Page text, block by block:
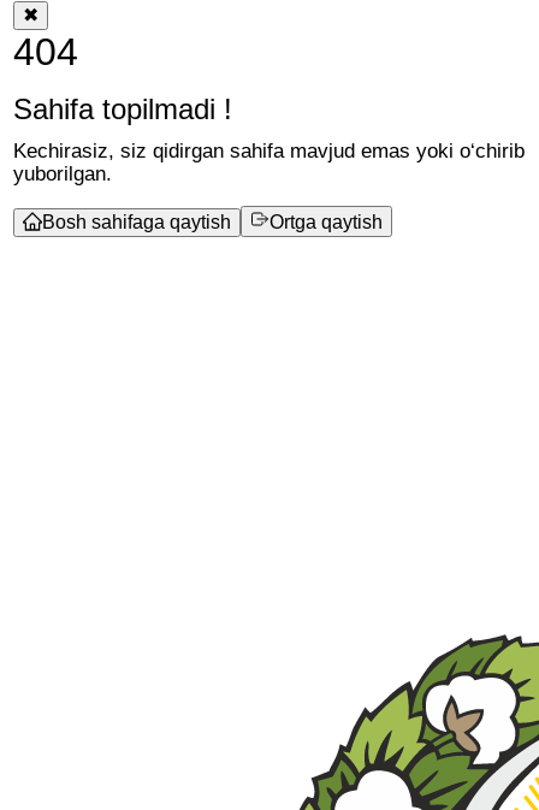
✖
404
Sahifa topilmadi !
Kechirasiz, siz qidirgan sahifa mavjud emas yoki o‘chirib
yuborilgan.
Bosh sahifaga qaytish Ortga qaytish